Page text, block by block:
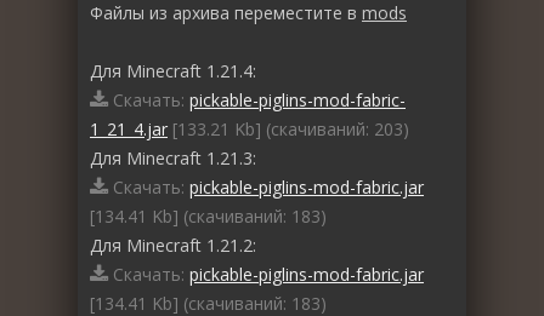
Файлы из архива переместите в mods
Для Minecraft 1.21.4:
Скачать: pickable-piglins-mod-fabric-
1_21_4.jar [133.21 Kb] (cкачиваний: 203)
Для Minecraft 1.21.3:
Скачать: pickable-piglins-mod-fabric.jar
[134.41 Kb] (cкачиваний: 183)
Для Minecraft 1.21.2:
Скачать: pickable-piglins-mod-fabric.jar
[134.41 Kb] (cкачиваний: 183)